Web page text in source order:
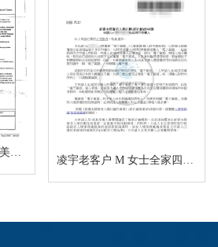
凌宇移民老客户 A 先生美国 EB5 项目I-526E 无补件直接获批！
凌宇老客户 M 女士全家四口香港新资本投资者入境计划成功获批！卡点保住子女受养人资格，复杂资产一次性通关